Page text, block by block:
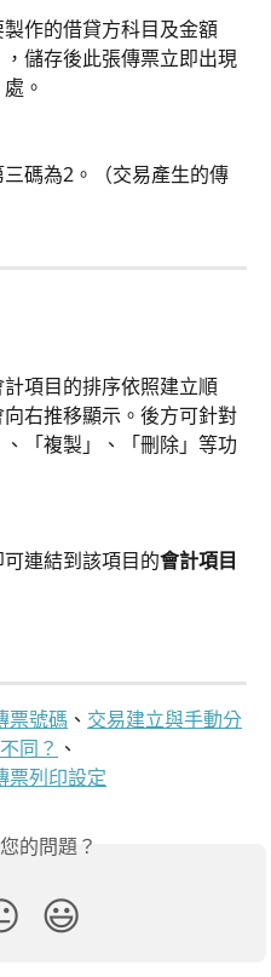
作的借貸方科目及金額
，儲存後此張傳票立即出現
。
碼為2。（交易產生的傳
項目的排序依照建立順
右推移顯示。後方可針對
「複製」、「刪除」等功
連結到該項目的會計項目
票號碼 、 交易建立與手動分
同？ 、
票列印設定
的問題？
😃